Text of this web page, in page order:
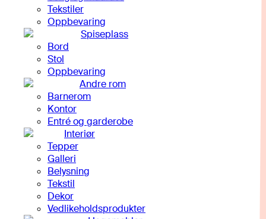
Tekstiler
Oppbevaring
Spiseplass
Bord
Stol
Oppbevaring
Andre rom
Barnerom
Kontor
Entré og garderobe
Interiør
Tepper
Galleri
Belysning
Tekstil
Dekor
Vedlikeholdsprodukter